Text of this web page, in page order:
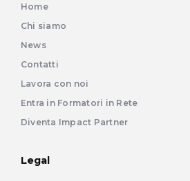
Home
Chi siamo
News
Contatti
Lavora con noi
Entra in Formatori in Rete
Diventa Impact Partner
Legal